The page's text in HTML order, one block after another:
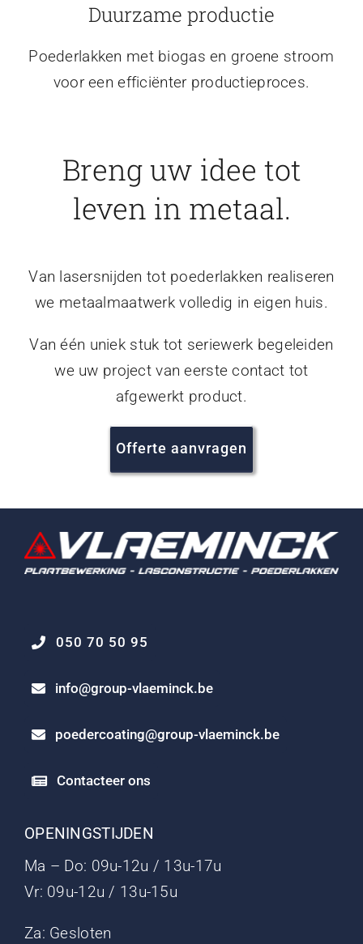
Duurzame productie
Poederlakken met biogas en groene stroom
voor een efficiënter productieproces.
Breng uw idee tot
leven in metaal.
Van lasersnijden tot poederlakken realiseren
we metaalmaatwerk volledig in eigen huis.
Van één uniek stuk tot seriewerk begeleiden
we uw project van eerste contact tot
afgewerkt product.
Offerte aanvragen
050 70 50 95
info@group-vlaeminck.be
poedercoating@group-vlaeminck.be
Contacteer ons
OPENINGSTIJDEN
Ma – Do: 09u-12u / 13u-17u
Vr: 09u-12u / 13u-15u
Za: Gesloten